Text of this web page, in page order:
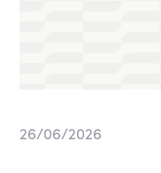
26/06/2026